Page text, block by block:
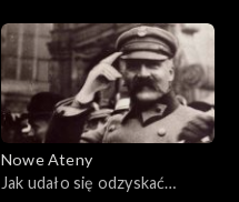
Nowe Ateny
Jak udało się odzyskać